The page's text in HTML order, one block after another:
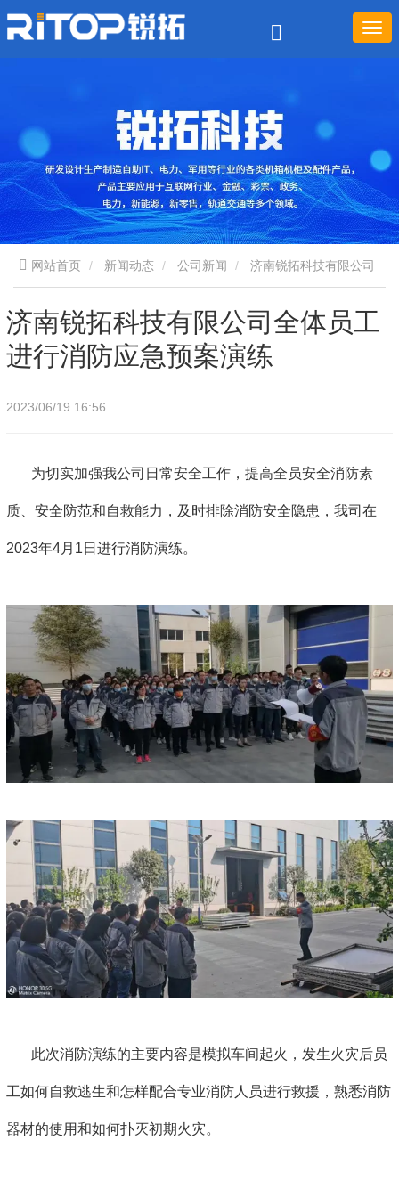
网站首页 新闻动态 公司新闻
全体员工进行消防应急预案演练
济南锐拓科技有限公司全体员工
进行消防应急预案演练
2023/06/19 16:56
为切实加强我公司日常安全工作，提高全员安全消防素
质、安全防范和自救能力，及时排除消防安全隐患，我司在
2023年4月1日进行消防演练。
此次消防演练的主要内容是模拟车间起火，发生火灾后员
工如何自救逃生和怎样配合专业消防人员进行救援，熟悉消防
器材的使用和如何扑灭初期火灾。